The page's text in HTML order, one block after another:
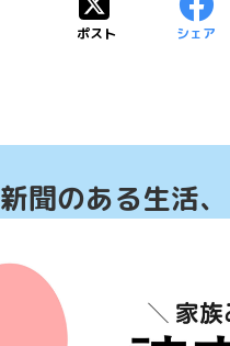
ポスト シェア
新聞のある生活